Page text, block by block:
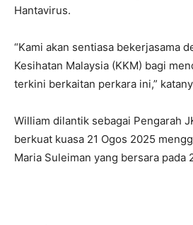
Hantavirus.
“Kami akan sentiasa bekerjasama
Kesihatan Malaysia (KKM) bagi
terkini berkaitan perkara ini,”
William dilantik sebagai Pengarah
berkuat kuasa 21 Ogos 2025
Maria Suleiman yang bersara pada